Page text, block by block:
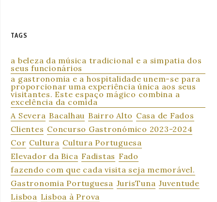
TAGS
a beleza da música tradicional e a simpatia dos
seus funcionários
a gastronomia e a hospitalidade unem-se para
proporcionar uma experiência única aos seus
visitantes. Este espaço mágico combina a
excelência da comida
A Severa Bacalhau Bairro Alto Casa de Fados
Clientes Concurso Gastronómico 2023-2024
Cor Cultura Cultura Portuguesa
Elevador da Bica Fadistas Fado
fazendo com que cada visita seja memorável.
Gastronomia Portuguesa JurisTuna Juventude
Lisboa Lisboa à Prova